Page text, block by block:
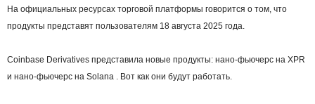
На официальных ресурсах торговой платформы говорится о том, что
продукты представят пользователям 18 августа 2025 года.
Coinbase Derivatives представила новые продукты: нано-фьючерс на XPR
и нано-фьючерс на Solana . Вот как они будут работать.